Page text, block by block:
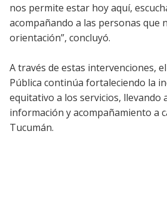
nos permite estar hoy aquí,
acompañando a las personas que
orientación”, concluyó.
A través de estas intervenciones,
Pública continúa fortaleciendo la
equitativo a los servicios, llevando
información y acompañamiento a
Tucumán.